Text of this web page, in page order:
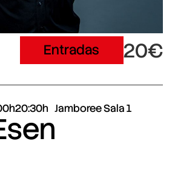
Entradas 20€
20:30h Jamboree Sala 1